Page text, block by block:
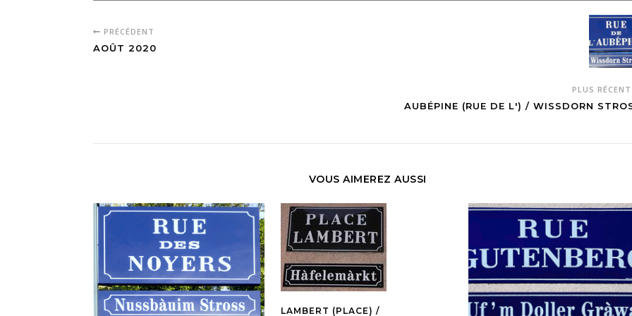
PRÉCÉDENT
AOÛT 2020
PLUS
AUBÉPINE (RUE DE L') / WISSDORN
VOUS AIMEREZ AUSSI
LAMBERT (PLACE) /